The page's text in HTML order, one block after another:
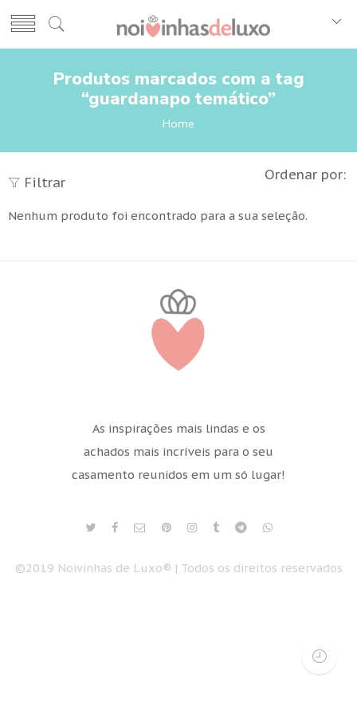
Produtos marcados com a tag
“guardanapo temático”
Home
Filtrar Ordenar por:
Nenhum produto foi encontrado para a sua seleção.
As inspirações mais lindas e os
achados mais incríveis para o seu
casamento reunidos em um só lugar!
©2019 Noivinhas de Luxo® | Todos os direitos reservados